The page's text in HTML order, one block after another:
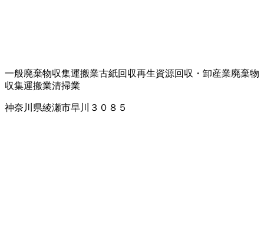
一般廃棄物収集運搬業古紙回収再生資源回収・卸産業廃棄物
収集運搬業清掃業
神奈川県綾瀬市早川３０８５